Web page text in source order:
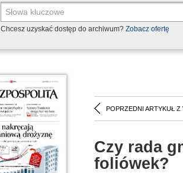
Chcesz uzyskać dostęp do archiwum? Zobacz ofertę
POPRZEDNI ARTYKUŁ Z
Czy rada
foliówek?